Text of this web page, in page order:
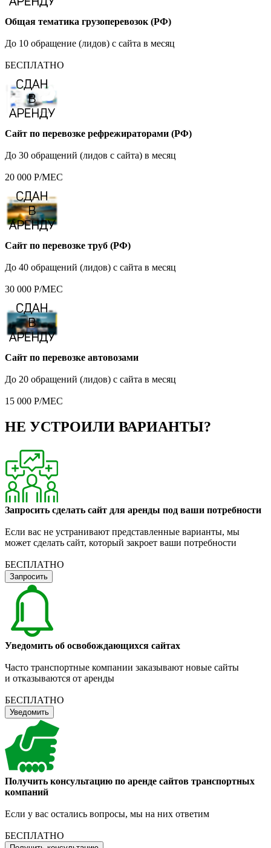
Общая тематика грузоперевозок (РФ)
До 10 обращение (лидов) с сайта в месяц
БЕСПЛАТНО
Сайт по перевозке рефрежираторами (РФ)
До 30 обращений (лидов с сайта) в месяц
20 000 Р/МЕС
Сайт по перевозке труб (РФ)
До 40 обращений (лидов) с сайта в месяц
30 000 Р/МЕС
Сайт по перевозке автовозами
До 20 обращений (лидов) с сайта в месяц
15 000 Р/МЕС
НЕ УСТРОИЛИ ВАРИАНТЫ?
Запросить сделать сайт для аренды под ваши потребности
Если вас не устранивают представленные варианты, мы
может сделать сайт, который закроет ваши потребности
БЕСПЛАТНО
Запросить
Уведомить об освобождающихся сайтах
Часто транспортные компании заказывают новые сайты
и отказываются от аренды
БЕСПЛАТНО
Уведомить
Получить консультацию по аренде сайтов транспортных
компаний
Если у вас остались вопросы, мы на них ответим
БЕСПЛАТНО